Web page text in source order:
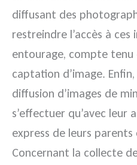
diffusant des
restreindre l’accès à ces
entourage, compte tenu
captation d’image.
diffusion d’images de
s’effectuer qu’avec leur
express de leurs
Concernant la collecte